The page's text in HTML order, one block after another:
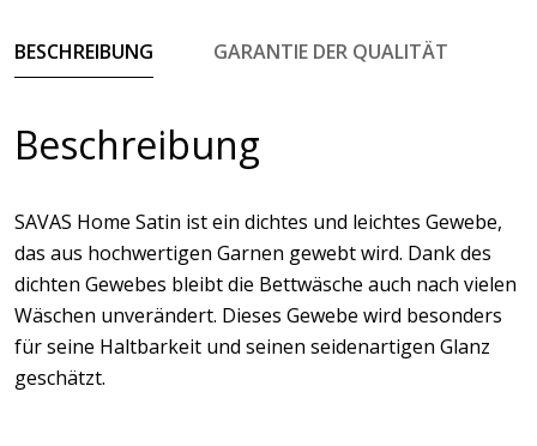
BESCHREIBUNG GARANTIE DER QUALITÄT
Beschreibung
SAVAS Home Satin ist ein dichtes und leichtes Gewebe,
das aus hochwertigen Garnen gewebt wird. Dank des
dichten Gewebes bleibt die Bettwäsche auch nach vielen
Wäschen unverändert. Dieses Gewebe wird besonders
für seine Haltbarkeit und seinen seidenartigen Glanz
geschätzt.